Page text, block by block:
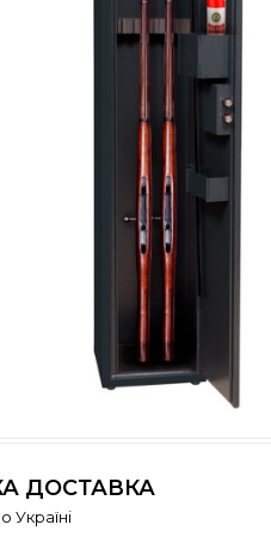
ДОСТАВКА
Україні